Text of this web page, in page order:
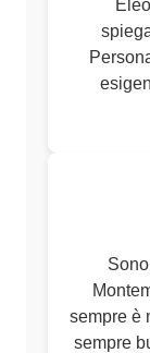
sempre è
sempre